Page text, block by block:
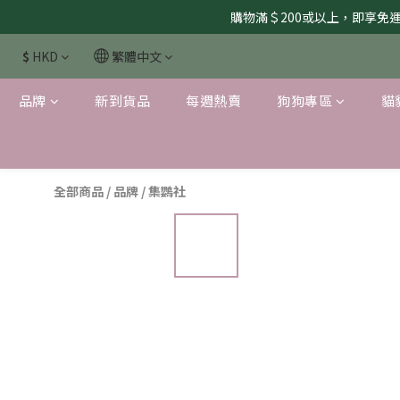
購物滿＄200或以上，即享免
$ HKD 繁體中文
品牌 新到貨品 每週熱賣 狗狗專區 貓
全部商品 / 品牌 /集鸚社